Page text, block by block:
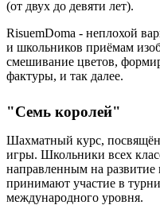
(от двух до девяти лет).
RisuemDoma - неплохой
и школьников приёмам
смешивание цветов,
фактуры, и так далее.
"Семь королей"
Шахматный курс,
игры. Школьники всех
направленным на
принимают участие в
международного уровня.